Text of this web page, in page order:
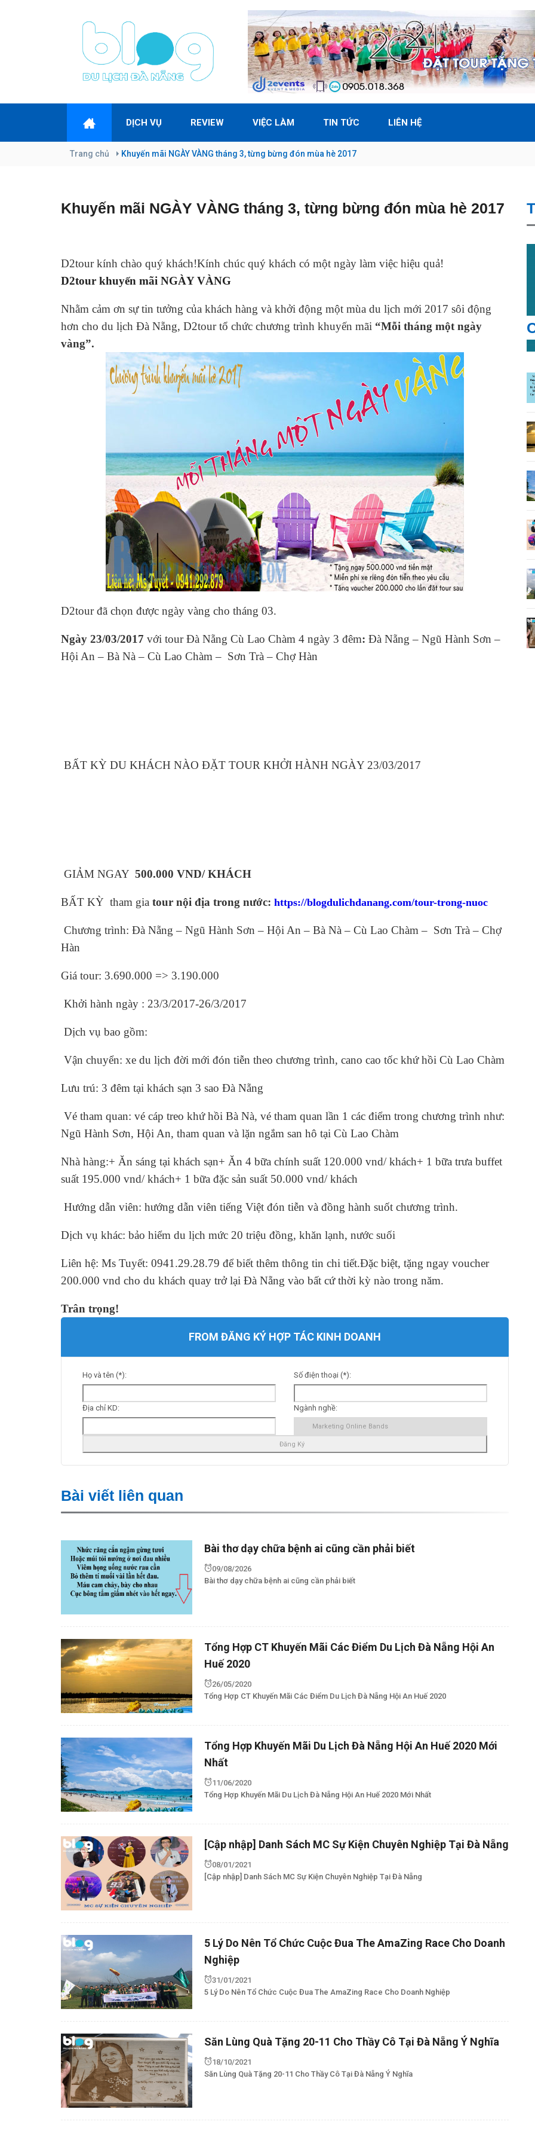
DỊCH VỤ REVIEW VIỆC LÀM TIN TỨC LIÊN HỆ
Trang chủ Khuyến mãi NGÀY VÀNG tháng 3, từng bừng đón mùa hè 2017
Khuyến mãi NGÀY VÀNG tháng 3, từng bừng đón mùa hè 2017
D2tour kính chào quý khách!Kính chúc quý khách có một ngày làm việc hiệu quả!
D2tour khuyến mãi NGÀY VÀNG
Nhằm cảm ơn sự tin tưởng của khách hàng và khởi động một mùa du lịch mới 2017 sôi động
hơn cho du lịch Đà Nẵng, D2tour tổ chức chương trình khuyến mãi “Mỗi tháng một ngày
vàng”.
D2tour đã chọn được ngày vàng cho tháng 03.
Ngày 23/03/2017 với tour Đà Nẵng Cù Lao Chàm 4 ngày 3 đêm: Đà Nẵng – Ngũ Hành Sơn –
Hội An – Bà Nà – Cù Lao Chàm – Sơn Trà – Chợ Hàn
BẤT KỲ DU KHÁCH NÀO ĐẶT TOUR KHỞI HÀNH NGÀY 23/03/2017
GIẢM NGAY 500.000 VND/ KHÁCH
BẤT KỲ tham gia tour nội địa trong nước: https://blogdulichdanang.com/tour-trong-nuoc
Chương trình: Đà Nẵng – Ngũ Hành Sơn – Hội An – Bà Nà – Cù Lao Chàm – Sơn Trà – Chợ
Hàn
Giá tour: 3.690.000 => 3.190.000
Khởi hành ngày : 23/3/2017-26/3/2017
Dịch vụ bao gồm:
Vận chuyển: xe du lịch đời mới đón tiễn theo chương trình, cano cao tốc khứ hồi Cù Lao Chàm
Lưu trú: 3 đêm tại khách sạn 3 sao Đà Nẵng
Vé tham quan: vé cáp treo khứ hồi Bà Nà, vé tham quan lần 1 các điểm trong chương trình như:
Ngũ Hành Sơn, Hội An, tham quan và lặn ngắm san hô tại Cù Lao Chàm
Nhà hàng:+ Ăn sáng tại khách sạn+ Ăn 4 bữa chính suất 120.000 vnd/ khách+ 1 bữa trưa buffet
suất 195.000 vnd/ khách+ 1 bữa đặc sản suất 50.000 vnd/ khách
Hướng dẫn viên: hướng dẫn viên tiếng Việt đón tiễn và đồng hành suốt chương trình.
Dịch vụ khác: bảo hiểm du lịch mức 20 triệu đồng, khăn lạnh, nước suối
Liên hệ: Ms Tuyết: 0941.29.28.79 để biết thêm thông tin chi tiết.Đặc biệt, tặng ngay voucher
200.000 vnd cho du khách quay trở lại Đà Nẵng vào bất cứ thời kỳ nào trong năm.
Trân trọng!
FROM ĐĂNG KÝ HỢP TÁC KINH DOANH
Họ và tên (*): Số điện thoại (*):
Địa chỉ KD: Ngành nghề:
Bài viết liên quan
Bài thơ dạy chữa bệnh ai cũng cần phải biết
09/08/2026
Bài thơ dạy chữa bệnh ai cũng cần phải biết
Tổng Hợp CT Khuyến Mãi Các Điểm Du Lịch Đà Nẵng Hội An
Huế 2020
26/05/2020
Tổng Hợp CT Khuyến Mãi Các Điểm Du Lịch Đà Nẵng Hội An Huế 2020
Tổng Hợp Khuyến Mãi Du Lịch Đà Nẵng Hội An Huế 2020 Mới
Nhất
11/06/2020
Tổng Hợp Khuyến Mãi Du Lịch Đà Nẵng Hội An Huế 2020 Mới Nhất
[Cập nhập] Danh Sách MC Sự Kiện Chuyên Nghiệp Tại Đà Nẵng
08/01/2021
[Cập nhập] Danh Sách MC Sự Kiện Chuyên Nghiệp Tại Đà Nẵng
5 Lý Do Nên Tổ Chức Cuộc Đua The AmaZing Race Cho Doanh
Nghiệp
31/01/2021
5 Lý Do Nên Tổ Chức Cuộc Đua The AmaZing Race Cho Doanh Nghiệp
Săn Lùng Quà Tặng 20-11 Cho Thầy Cô Tại Đà Nẵng Ý Nghĩa
18/10/2021
Săn Lùng Quà Tặng 20-11 Cho Thầy Cô Tại Đà Nẵng Ý Nghĩa